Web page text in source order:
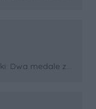
medale za oceanem